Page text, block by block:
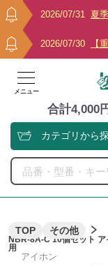
2026/07/31 夏
2026/07/30 【
メニュー
合計4,000
TOP その他
NBR-8A-C 10個セット
用
アイホン